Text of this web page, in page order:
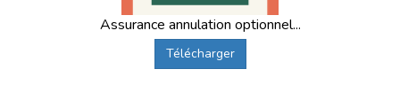
Assurance annulation optionnel...
Télécharger